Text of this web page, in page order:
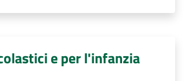
e per l'infanzia